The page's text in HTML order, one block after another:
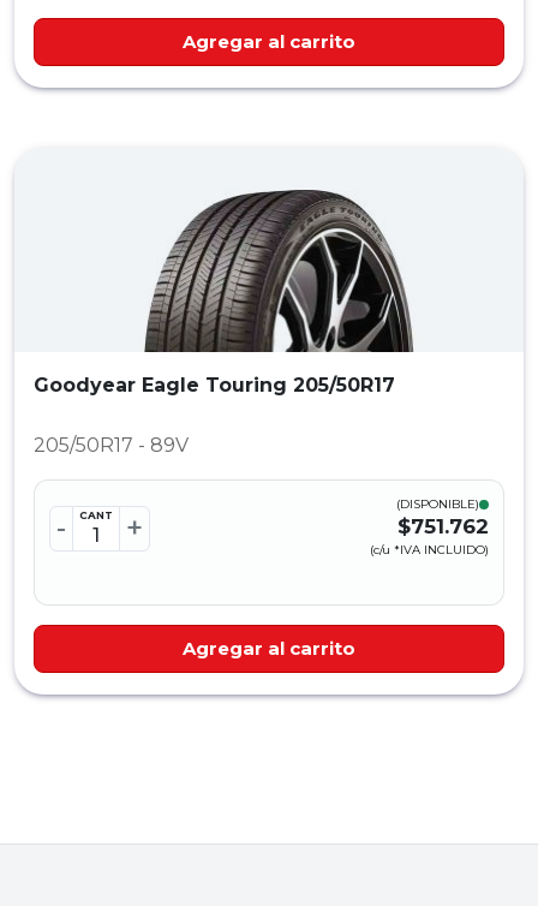
Agregar al carrito
Goodyear Eagle Touring 205/50R17
205/50R17 - 89V
- CANT +
(DISPONIBLE)
$751.762
(c/u *IVA INCLUIDO)
Agregar al carrito